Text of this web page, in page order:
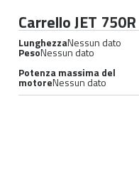
Carrello JET 750R
LunghezzaNessun dato
PesoNessun dato
Potenza massima del
motoreNessun dato